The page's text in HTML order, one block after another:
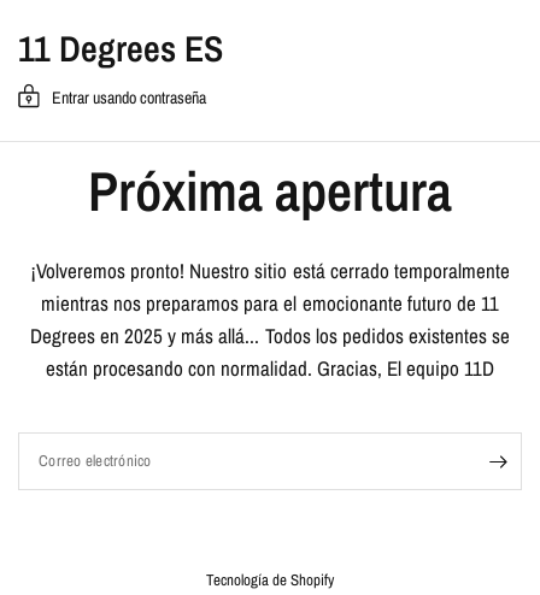
11 Degrees ES
Entrar usando contraseña
Próxima apertura
¡Volveremos pronto! Nuestro sitio está cerrado temporalmente
mientras nos preparamos para el emocionante futuro de 11
Degrees en 2025 y más allá... Todos los pedidos existentes se
están procesando con normalidad. Gracias, El equipo 11D
Correo electrónico
Tecnología de Shopify